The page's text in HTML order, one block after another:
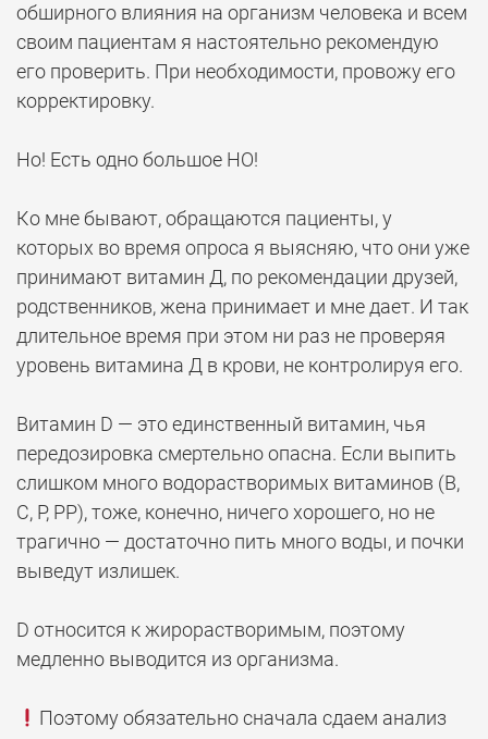
обширного влияния на организм человека и всем
своим пациентам я настоятельно рекомендую
его проверить. При необходимости, провожу его
корректировку.
Но! Есть одно большое НО!
Ко мне бывают, обращаются пациенты, у
которых во время опроса я выясняю, что они уже
принимают витамин Д, по рекомендации друзей,
родственников, жена принимает и мне дает. И так
длительное время при этом ни раз не проверяя
уровень витамина Д в крови, не контролируя его.
Витамин D — это единственный витамин, чья
передозировка смертельно опасна. Если выпить
слишком много водорастворимых витаминов (В,
С, Р, РР), тоже, конечно, ничего хорошего, но не
трагично — достаточно пить много воды, и почки
выведут излишек.
D относится к жирорастворимым, поэтому
медленно выводится из организма.
Поэтому обязательно сначала сдаем анализ